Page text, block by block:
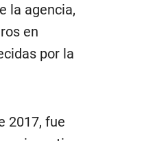
la agencia,
en
por la
2017, fue